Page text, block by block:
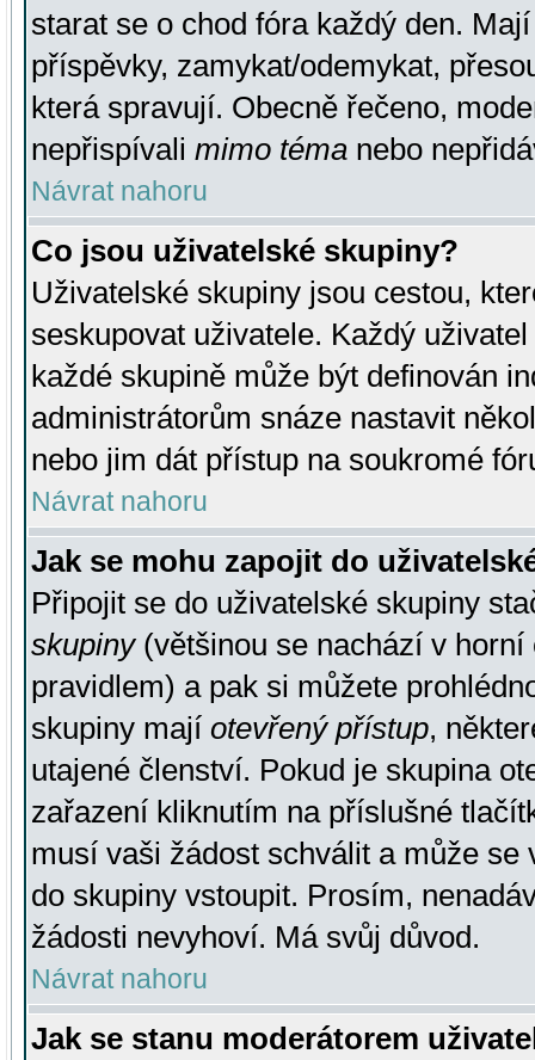
starat se o chod fóra každý den.
příspěvky, zamykat/odemykat,
která spravují. Obecně řečeno,
nepřispívali mimo téma nebo
Návrat nahoru
Co jsou uživatelské skupiny?
Uživatelské skupiny jsou cestou,
seskupovat uživatele. Každý
každé skupině může být definován
administrátorům snáze nastavit
nebo jim dát přístup na soukromé
Návrat nahoru
Jak se mohu zapojit do
Připojit se do uživatelské skupiny
skupiny(většinou se nachází v horní
pravidlem) a pak si můžete
skupiny mají otevřený přístup,
utajené členství. Pokud je skupina
zařazení kliknutím na příslušné
musí vaši žádost schválit a může se
do skupiny vstoupit. Prosím,
žádosti nevyhoví. Má svůj důvod.
Návrat nahoru
Jak se stanu moderátorem